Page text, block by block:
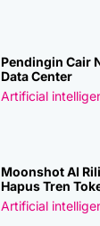
Pendingin Cair
Data Center
Artificial
Moonshot AI
Hapus Tren
Artificial